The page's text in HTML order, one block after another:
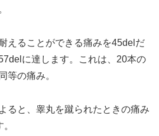
えることができる痛みを45delだ
に達します。これは、20本の
等の痛み。
ると、睾丸を蹴られたときの痛み